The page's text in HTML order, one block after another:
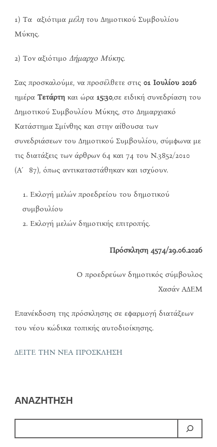
1) Τα αξιότιμα μέλη του Δημοτικού Συμβουλίου
Μύκης.
2) Τον αξιότιμο Δήμαρχο Μύκης.
Σας προσκαλούμε, να προσέλθετε στις 01 Ιουλίου 2026
ημέρα Τετάρτη και ώρα 15:30,σε ειδική συνεδρίαση του
Δημοτικού Συμβουλίου Μύκης, στο Δημαρχιακό
Κατάστημα Σμίνθης και στην αίθουσα των
συνεδριάσεων του Δημοτικού Συμβουλίου, σύμφωνα με
τις διατάξεις των άρθρων 64 και 74 του Ν.3852/2010
(Α΄ 87), όπως αντικαταστάθηκαν και ισχύουν.
Εκλογή μελών προεδρείου του δημοτικού
συμβουλίου
Εκλογή μελών δημοτικής επιτροπής.
Πρόσκληση 4574/29.06.2026
Ο προεδρεύων δημοτικός σύμβουλος
Χασάν ΑΔΕΜ
Επανέκδοση της πρόσκλησης σε εφαρμογή διατάξεων
του νέου κώδικα τοπικής αυτοδιοίκησης.
ΔΕΙΤΕ ΤΗΝ ΝΕΑ ΠΡΟΣΚΛΗΣΗ
ΑΝΑΖΗΤΗΣΗ